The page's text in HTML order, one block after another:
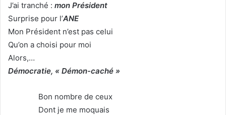
J’ai tranché : mon Président
Surprise pour l’ANE
Mon Président n’est pas celui
Qu’on a choisi pour moi
Alors,…
Démocratie, « Démon-caché »
Bon nombre de ceux
Dont je me moquais